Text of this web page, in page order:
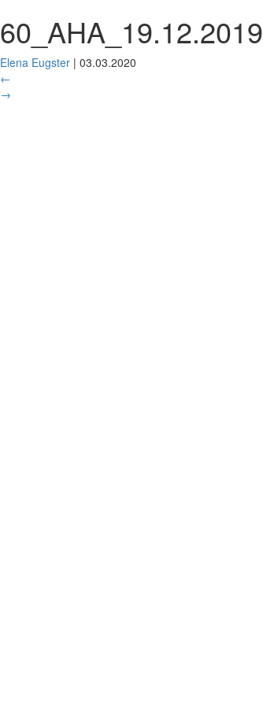
60_AHA_19.12.2019
Elena Eugster | 03.03.2020
←
→